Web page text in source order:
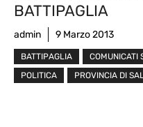
BATTIPAGLIA
admin 9 Marzo 2013
BATTIPAGLIA COMUNICATI
POLITICA
PROVINCIA DI